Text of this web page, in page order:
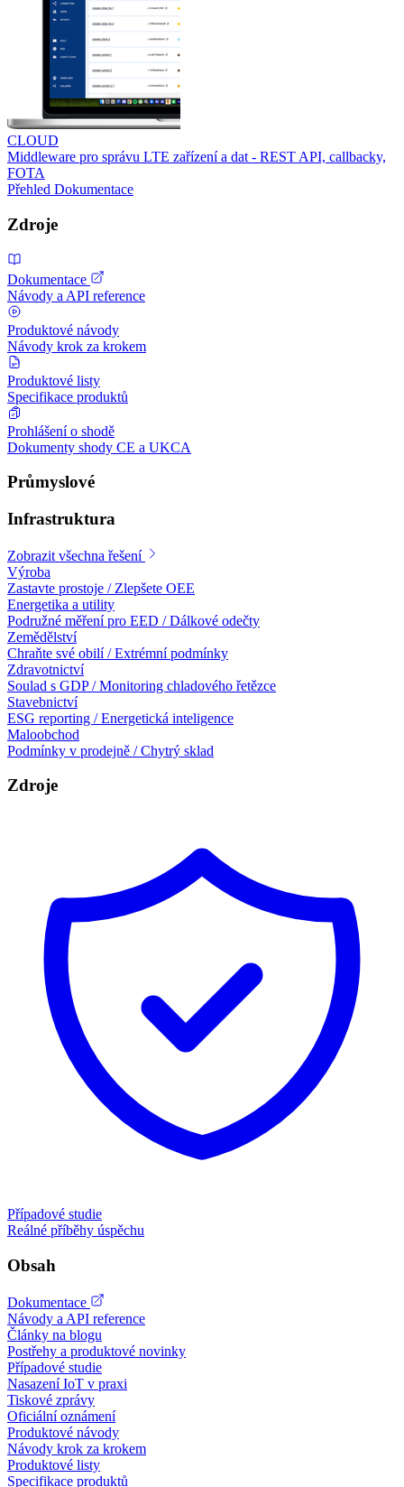
CLOUD
Middleware pro správu LTE zařízení a dat - REST API, callbacky,
FOTA
Přehled Dokumentace
Zdroje
Dokumentace
Návody a API reference
Produktové návody
Návody krok za krokem
Produktové listy
Specifikace produktů
Prohlášení o shodě
Dokumenty shody CE a UKCA
Průmyslové
Infrastruktura
Zobrazit všechna řešení
Výroba
Zastavte prostoje / Zlepšete OEE
Energetika a utility
Podružné měření pro EED / Dálkové odečty
Zemědělství
Chraňte své obilí / Extrémní podmínky
Zdravotnictví
Soulad s GDP / Monitoring chladového řetězce
Stavebnictví
ESG reporting / Energetická inteligence
Maloobchod
Podmínky v prodejně / Chytrý sklad
Zdroje
Případové studie
Reálné příběhy úspěchu
Obsah
Dokumentace
Návody a API reference
Články na blogu
Postřehy a produktové novinky
Případové studie
Nasazení IoT v praxi
Tiskové zprávy
Oficiální oznámení
Produktové návody
Návody krok za krokem
Produktové listy
Specifikace produktů